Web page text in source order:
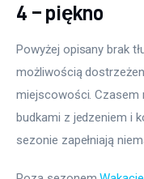
4 – piękno
Powyżej opisany brak
możliwością
miejscowości. Czasem
budkami z jedzeniem i
sezonie zapełniają